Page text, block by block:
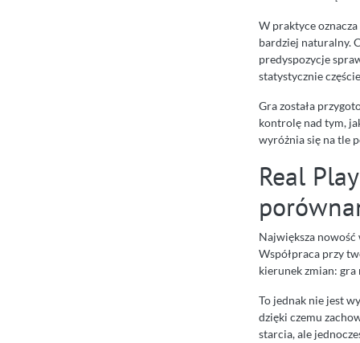
W praktyce
bardziej naturalny.
predyspozycje
statystycznie
Gra została
kontrolę nad tym,
wyróżnia się na tle
Real
Największa
Współpraca przy
kierunek zmian: gra
To jednak nie jest
dzięki czemu
starcia, ale